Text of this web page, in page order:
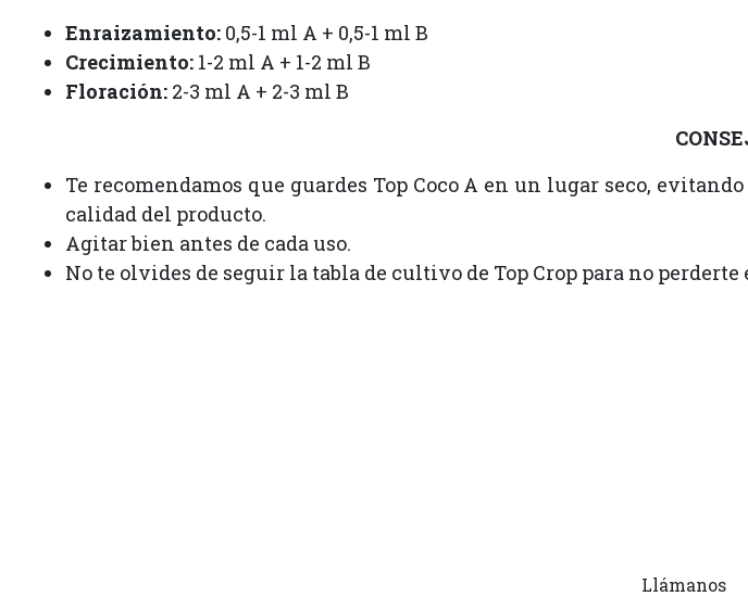
Enraizamiento: 0,5-1 ml A + 0,5-1 ml B
Crecimiento: 1-2 ml A + 1-2 ml B
Floración: 2-3 ml A + 2-3 ml B
Te recomendamos que guardes Top Coco A en un lugar seco,
calidad del producto.
Agitar bien antes de cada uso.
No te olvides de seguir la tabla de cultivo de Top Crop para no
Llámanos